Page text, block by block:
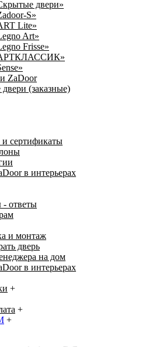
двери»
S»
Lite»
Art»
Frisse»
ZaDoor
(заказные)
сертификаты
в интерьерах
ответы
и монтаж
дверь
на дом
в интерьерах
+
+
+